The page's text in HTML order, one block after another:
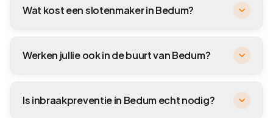
Wat kost een slotenmaker in Bedum?
Werken jullie ook in de buurt van Bedum?
Is inbraakpreventie in Bedum echt nodig?